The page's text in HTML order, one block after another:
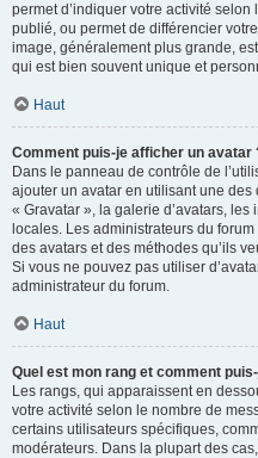
permet d’indiquer votre activité
publié, ou permet de différencier
image, généralement plus grande,
qui est bien souvent unique et
Haut
Comment puis-je afficher un avatar
Dans le panneau de contrôle de
ajouter un avatar en utilisant une
« Gravatar », la galerie d’avatars,
locales. Les administrateurs du
des avatars et des méthodes qu’ils
Si vous ne pouvez pas utiliser
administrateur du forum.
Haut
Quel est mon rang et comment
Les rangs, qui apparaissent en
votre activité selon le nombre de
certains utilisateurs spécifiques,
modérateurs. Dans la plupart des